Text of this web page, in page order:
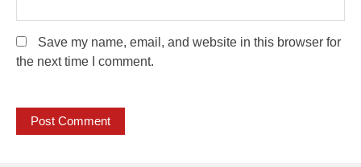
Save my name, email, and website in this browser for
the next time I comment.